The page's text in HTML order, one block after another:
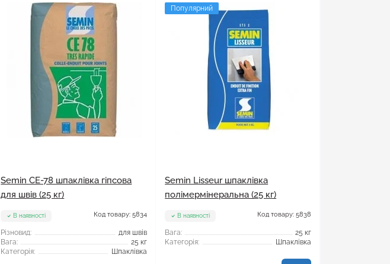
Semin СЕ-78 шпаклівка гіпсова
для швів (25 кг)
В наявності Код товару: 5834
Різновид:
для швів
Вага:
25 кг
Категорія:
Шпаклівка
Популярний
Semin Lisseur шпаклівка
полімермінеральна (25 кг)
В наявності Код товару: 5838
Вага:
25 кг
Категорія:
Шпаклівка